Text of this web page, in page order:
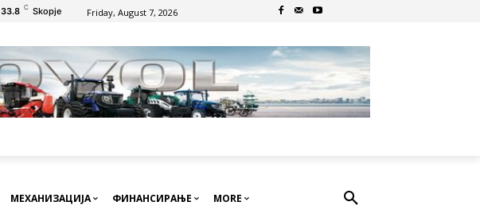
33.8 C Skopje Friday, August 7, 2026
МЕХАНИЗАЦИЈА ФИНАНСИРАЊЕ MORE